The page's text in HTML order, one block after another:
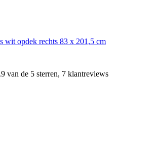
wit opdek rechts 83 x 201,5 cm
van de 5 sterren, 7 klantreviews